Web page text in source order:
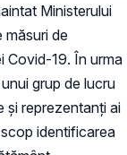
Ministerului
măsuri de
Covid-19. În urma
grup de lucru
și reprezentanți ai
identificarea